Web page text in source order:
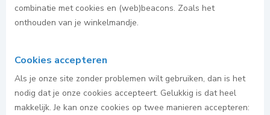
combinatie met cookies en (web)beacons. Zoals het
onthouden van je winkelmandje.
Cookies accepteren
Als je onze site zonder problemen wilt gebruiken, dan is het
nodig dat je onze cookies accepteert. Gelukkig is dat heel
makkelijk. Je kan onze cookies op twee manieren accepteren: